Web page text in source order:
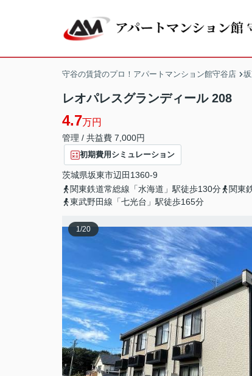
守谷の賃貸のプロ！アパートマンション館守谷店
レオパレスグランディール 208
4.7万円
管理 / 共益費 7,000円
初期費用シミュレーション
茨城県坂東市辺田 1360-9
関東鉄道常総線「水海道」駅徒歩130分
関東
東武野田線「七光台」駅徒歩165分
1/20